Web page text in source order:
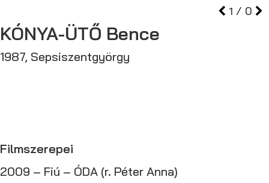
1 / 0
KÓNYA-ÜTŐ Bence
1987, Sepsiszentgyörgy
Filmszerepei
2009 – Fiú – ÓDA (r. Péter Anna)